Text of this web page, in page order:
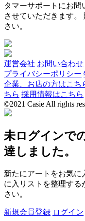
タマーサポートにお問
させていただきます
さい。
運営会社 お問い合わせ
プライバシーポリシー
企業、お店の方はこち
ちら 採用情報はこちら
©2021 Casie All rights
未ログインで
達しました。
新たにアートをお気
に入リストを整理す
さい。
新規会員登録 ログイン